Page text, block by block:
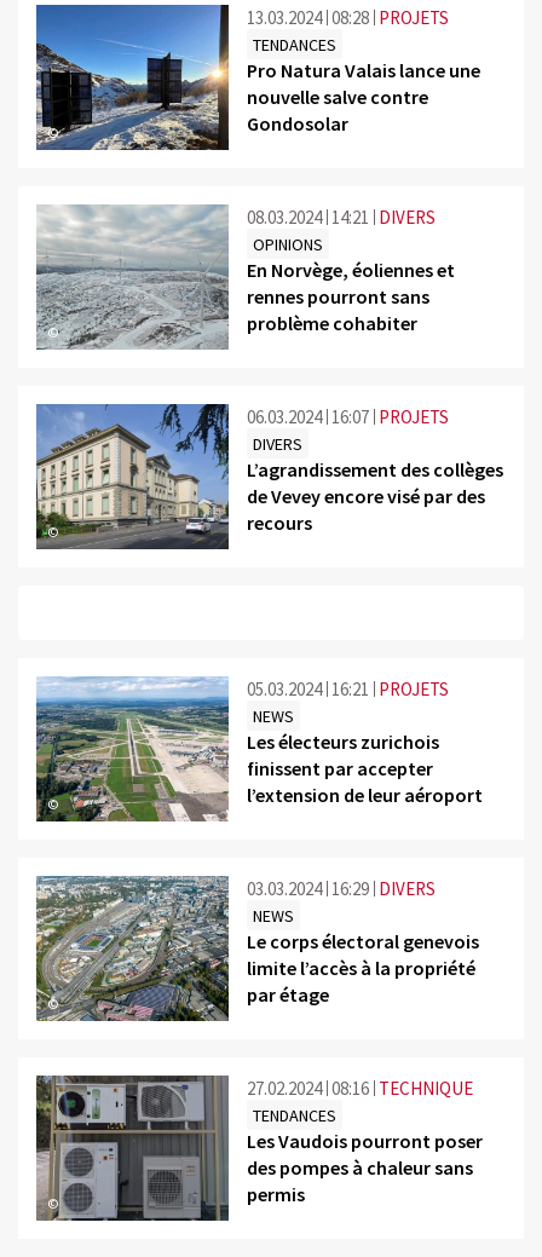
©
13.03.2024 08:28 PROJETS
TENDANCES
Pro Natura Valais lance une
nouvelle salve contre
Gondosolar
©
08.03.2024 14:21 DIVERS
OPINIONS
En Norvège, éoliennes et
rennes pourront sans
problème cohabiter
©
06.03.2024 16:07 PROJETS
DIVERS
L’agrandissement des collèges
de Vevey encore visé par des
recours
©
05.03.2024 16:21 PROJETS
NEWS
Les électeurs zurichois
finissent par accepter
l’extension de leur aéroport
©
03.03.2024 16:29 DIVERS
NEWS
Le corps électoral genevois
limite l’accès à la propriété
par étage
©
27.02.2024 08:16 TECHNIQUE
TENDANCES
Les Vaudois pourront poser
des pompes à chaleur sans
permis